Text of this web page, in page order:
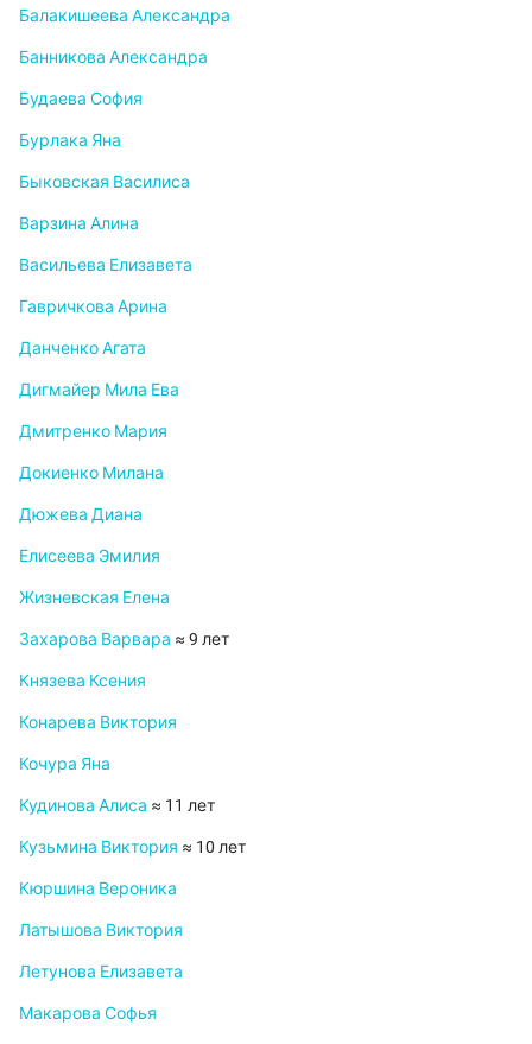
Балакишеева Александра
Банникова Александра
Будаева София
Бурлака Яна
Быковская Василиса
Варзина Алина
Васильева Елизавета
Гавричкова Арина
Данченко Агата
Дигмайер Мила Ева
Дмитренко Мария
Докиенко Милана
Дюжева Диана
Елисеева Эмилия
Жизневская Елена
Захарова Варвара ≈ 9 лет
Князева Ксения
Конарева Виктория
Кочура Яна
Кудинова Алиса ≈ 11 лет
Кузьмина Виктория ≈ 10 лет
Кюршина Вероника
Латышова Виктория
Летунова Елизавета
Макарова Софья